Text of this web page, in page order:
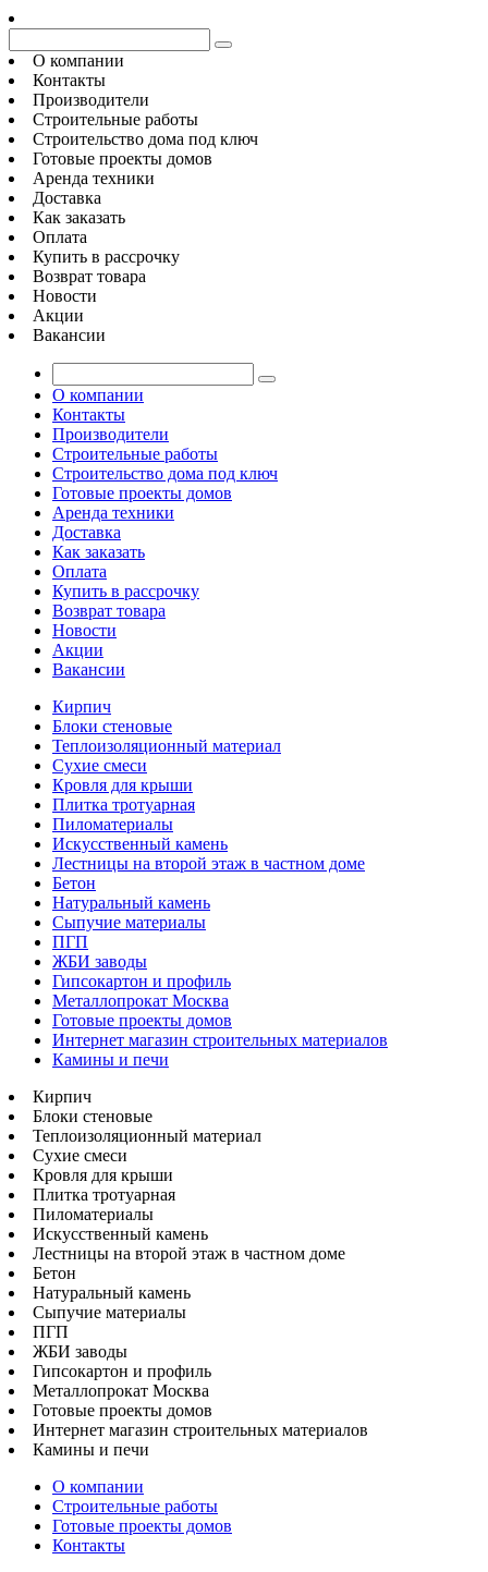
О компании
Контакты
Производители
Строительные работы
Строительство дома под ключ
Готовые проекты домов
Аренда техники
Доставка
Как заказать
Оплата
Купить в рассрочку
Возврат товара
Новости
Акции
Вакансии
О компании
Контакты
Производители
Строительные работы
Строительство дома под ключ
Готовые проекты домов
Аренда техники
Доставка
Как заказать
Оплата
Купить в рассрочку
Возврат товара
Новости
Акции
Вакансии
Кирпич
Блоки стеновые
Теплоизоляционный материал
Сухие смеси
Кровля для крыши
Плитка тротуарная
Пиломатериалы
Искусственный камень
Лестницы на второй этаж в частном доме
Бетон
Натуральный камень
Сыпучие материалы
ПГП
ЖБИ заводы
Гипсокартон и профиль
Металлопрокат Москва
Готовые проекты домов
Интернет магазин строительных материалов
Камины и печи
Кирпич
Блоки стеновые
Теплоизоляционный материал
Сухие смеси
Кровля для крыши
Плитка тротуарная
Пиломатериалы
Искусственный камень
Лестницы на второй этаж в частном доме
Бетон
Натуральный камень
Сыпучие материалы
ПГП
ЖБИ заводы
Гипсокартон и профиль
Металлопрокат Москва
Готовые проекты домов
Интернет магазин строительных материалов
Камины и печи
О компании
Строительные работы
Готовые проекты домов
Контакты